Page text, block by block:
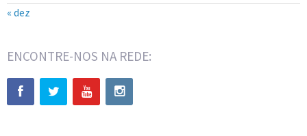
« dez
ENCONTRE-NOS NA REDE: